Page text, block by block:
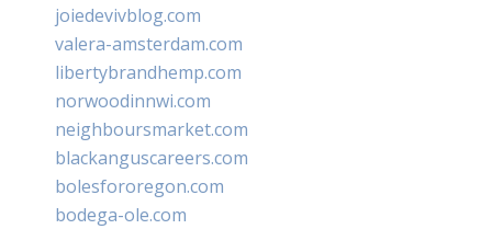
joiedevivblog.com
valera-amsterdam.com
libertybrandhemp.com
norwoodinnwi.com
neighboursmarket.com
blackanguscareers.com
bolesfororegon.com
bodega-ole.com